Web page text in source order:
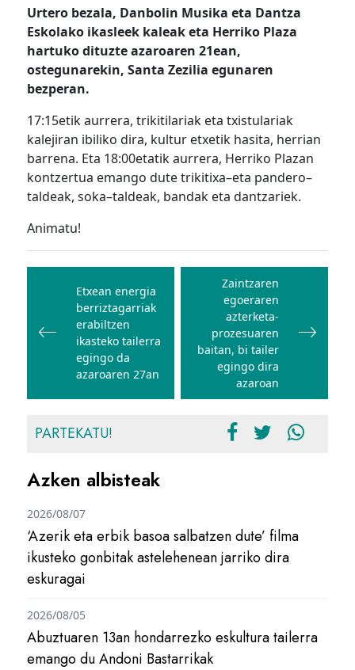
Urtero bezala, Danbolin Musika eta Dantza
Eskolako ikasleek kaleak eta Herriko Plaza
hartuko dituzte azaroaren 21ean,
ostegunarekin, Santa Zezilia egunaren
bezperan.
17:15etik aurrera, trikitilariak eta txistulariak
kalejiran ibiliko dira, kultur etxetik hasita, herrian
barrena. Eta 18:00etatik aurrera, Herriko Plazan
kontzertua emango dute trikitixa–eta pandero–
taldeak, soka–taldeak, bandak eta dantzariek.
Animatu!
Bidalketetan
zehar
nabigatu
Etxean energia
berriztagarriak
erabiltzen
ikasteko tailerra
egingo da
azaroaren 27an
Zaintzaren
egoeraren
azterketa-
prozesuaren
baitan, bi tailer
egingo dira
azaroan
PARTEKATU!
Azken albisteak
‘Azerik eta erbik basoa salbatzen dute’ filma
ikusteko gonbitak astelehenean jarriko dira
eskuragai
2026/08/07
Abuztuaren 13an hondarrezko eskultura tailerra
emango du Andoni Bastarrikak
2026/08/05